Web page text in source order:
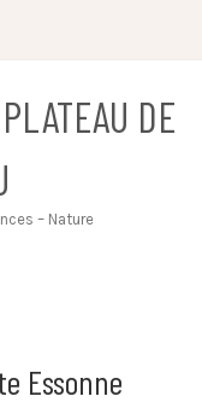
DE
– Nature
Essonne